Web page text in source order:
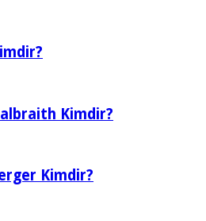
Kimdir?
Kimdir?